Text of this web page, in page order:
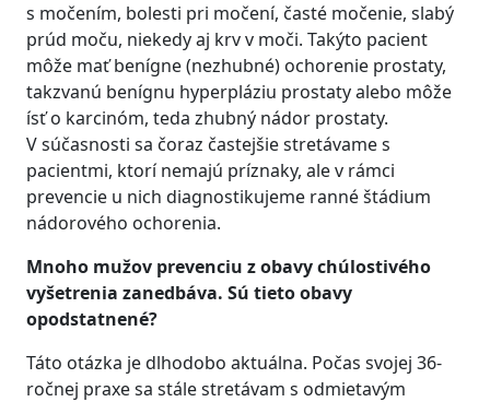
s močením, bolesti pri močení, časté močenie, slabý
prúd moču, niekedy aj krv v moči. Takýto pacient
môže mať benígne (nezhubné) ochorenie prostaty,
takzvanú benígnu hyperpláziu prostaty alebo môže
ísť o karcinóm, teda zhubný nádor prostaty.
V súčasnosti sa čoraz častejšie stretávame s
pacientmi, ktorí nemajú príznaky, ale v rámci
prevencie u nich diagnostikujeme ranné štádium
nádorového ochorenia.
Mnoho mužov prevenciu z obavy chúlostivého
vyšetrenia zanedbáva. Sú tieto obavy
opodstatnené?
Táto otázka je dlhodobo aktuálna. Počas svojej 36-
ročnej praxe sa stále stretávam s odmietavým